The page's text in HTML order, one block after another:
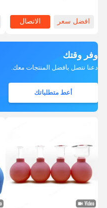
افضل سعر الاتصال
وفر وقتك
دعنا نتصل بأفضل المنتجات معك.
أعط متطلباتك